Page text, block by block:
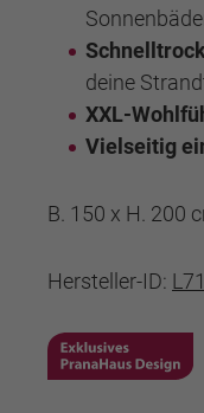
deine
XXL-
Vielseitig
B. 150 x H. 200
Hersteller-ID: